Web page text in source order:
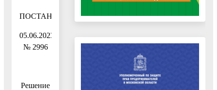
ПОСТАНОВЛЕНИЕ
05.06.2023
№ 2996
Решение